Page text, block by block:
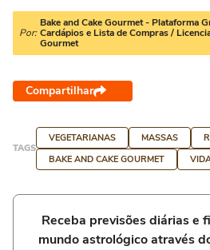
Por:
Bake and Cake Gourmet - Plataforma
Cardápios e Lista de Compras /
Gourmet
Compartilhar
TAGS
VEGETARIANAS MASSAS
BAKE AND CAKE GOURMET
Receba previsões diárias e
mundo astrológico através